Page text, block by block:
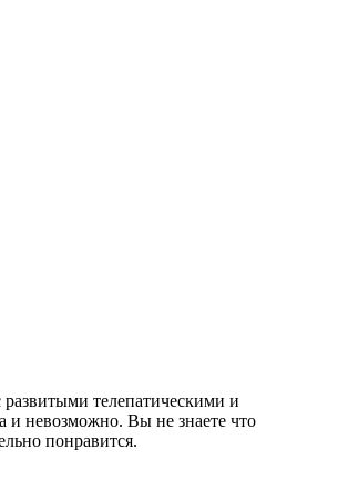
телепатическими и
и невозможно. Вы не знаете что
понравится.